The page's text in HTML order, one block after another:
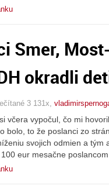
Smer,
okradli
3 131x,
včera vypočul, čo mi
bolo, to že poslanci zo
svojich odmien a
eur mesačne